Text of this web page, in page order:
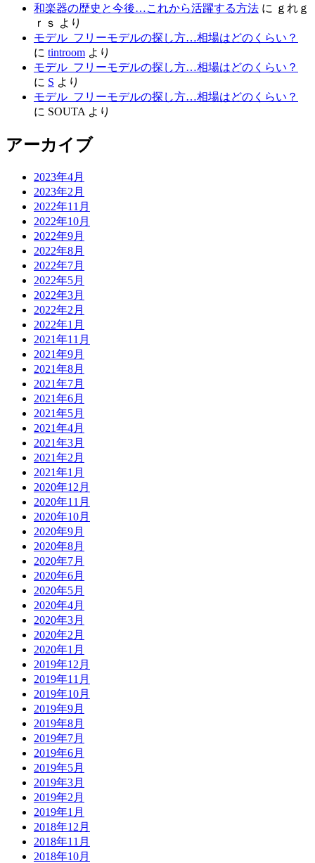
和楽器の歴史と今後…これから活躍する方法 に ｇれｇ
ｒｓ より
モデル_フリーモデルの探し方…相場はどのくらい？
に tintroom より
モデル_フリーモデルの探し方…相場はどのくらい？
に S より
モデル_フリーモデルの探し方…相場はどのくらい？
に SOUTA より
アーカイブ
2023年4月
2023年2月
2022年11月
2022年10月
2022年9月
2022年8月
2022年7月
2022年5月
2022年3月
2022年2月
2022年1月
2021年11月
2021年9月
2021年8月
2021年7月
2021年6月
2021年5月
2021年4月
2021年3月
2021年2月
2021年1月
2020年12月
2020年11月
2020年10月
2020年9月
2020年8月
2020年7月
2020年6月
2020年5月
2020年4月
2020年3月
2020年2月
2020年1月
2019年12月
2019年11月
2019年10月
2019年9月
2019年8月
2019年7月
2019年6月
2019年5月
2019年3月
2019年2月
2019年1月
2018年12月
2018年11月
2018年10月